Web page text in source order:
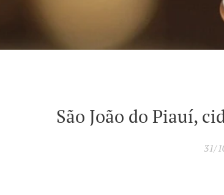
São João do Piauí,
31/